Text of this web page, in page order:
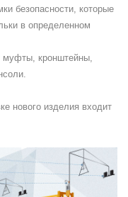
безопасности, которые
в определенном
муфты, кронштейны,
нового изделия входит